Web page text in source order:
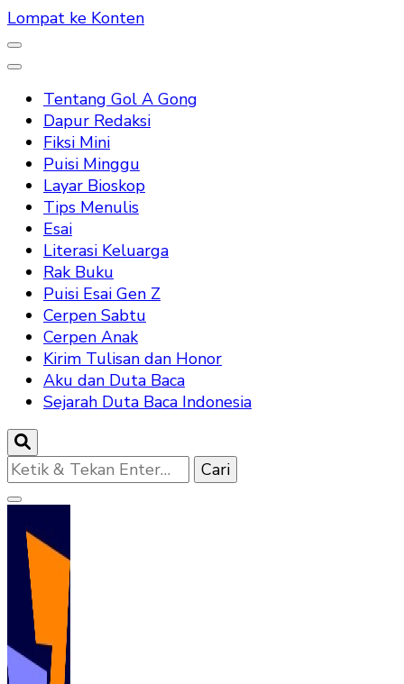
Lompat ke Konten
Tentang Gol A Gong
Dapur Redaksi
Fiksi Mini
Puisi Minggu
Layar Bioskop
Tips Menulis
Esai
Literasi Keluarga
Rak Buku
Puisi Esai Gen Z
Cerpen Sabtu
Cerpen Anak
Kirim Tulisan dan Honor
Aku dan Duta Baca
Sejarah Duta Baca Indonesia
Mencari
Sesuatu?